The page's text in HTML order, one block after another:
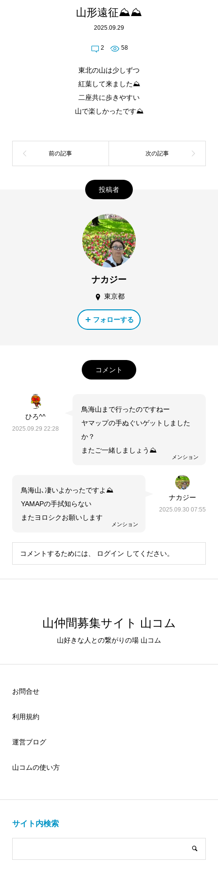
山形遠征⛰️⛰️
2025.09.29
2 58
東北の山は少しずつ
紅葉して来ました⛰️
二座共に歩きやすい
山で楽しかったです⛰️
投稿者
ナカジー
東京都
フォローする
コメント
ひろ^^
2025.09.29 22:28
メンション
鳥海山まで行ったのですねー
ヤマップの手ぬぐいゲットしました
か？
またご一緒しましょう⛰️
ナカジー
2025.09.30 07:55
メンション
鳥海山､凄いよかったですよ⛰️
YAMAPの手拭知らない
またヨロシクお願いします
コメントするためには、 ログイン してください。
山仲間募集サイト 山コム
山好きな人との繋がりの場 山コム
お問合せ
利用規約
運営ブログ
山コムの使い方
サイト内検索